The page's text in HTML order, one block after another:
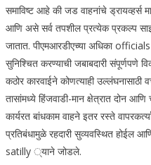
समाविष्ट आहे की जड वाहनांचे ड्रायव्हर्स
आणि असे सर्व तपशील प्रत्येक प्रकल्प
जातात. पीएमआरडीएच्या अधिका
सुनिश्चित करण्याची जबाबदारी
कठोर कारवाईने कोणत्याही
तासांमध्ये हिंजवाडी-मान क्षेत्रात दोन
कार्यरत बांधकाम वाहने इतर रस्ते
प्रतिबंधामुळे रहदारी सुव्यवस्थित होईल
satilly ्याने जोडले.